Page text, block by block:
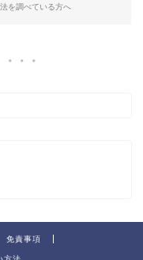
を調べている方へ
免責事項